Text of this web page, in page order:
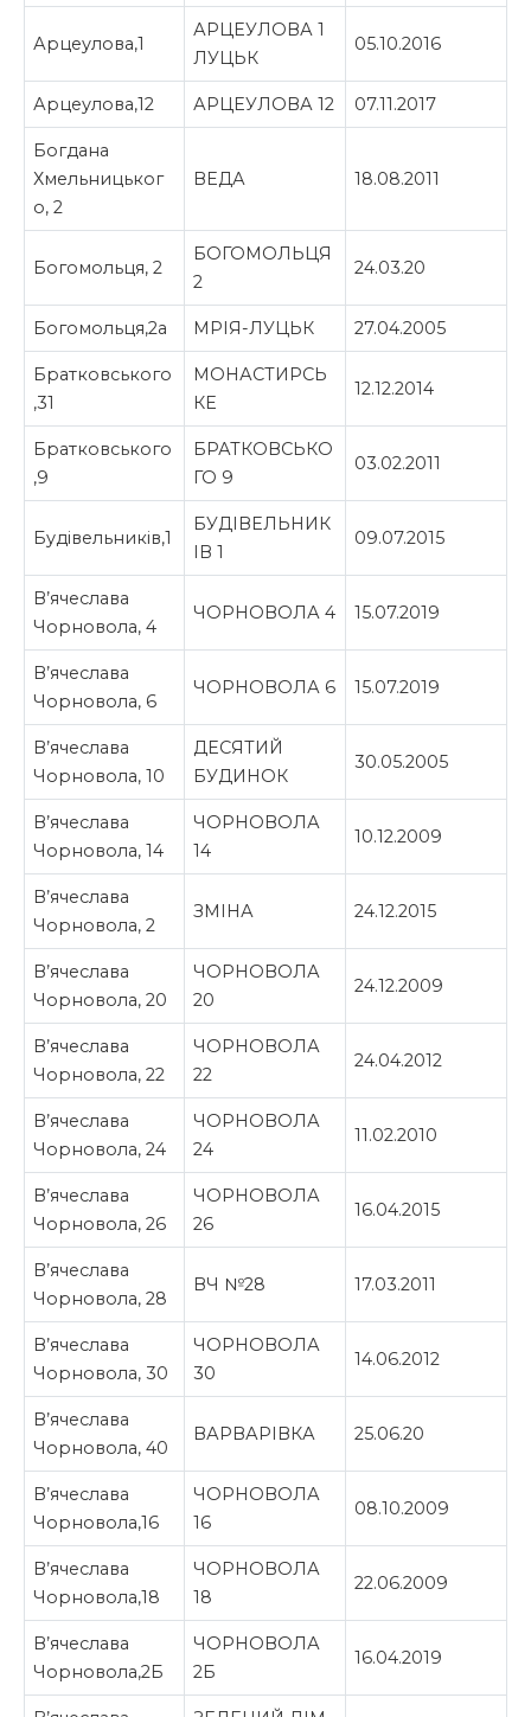
Арцеулова,1
АРЦЕУЛОВА 1
ЛУЦЬК
05.10.2016
Арцеулова,12 АРЦЕУЛОВА 12 07.11.2017
Богдана
Хмельницьког
о, 2
ВЕДА 18.08.2011
Богомольця, 2
БОГОМОЛЬЦЯ
2
24.03.20
Богомольця,2а МРІЯ-ЛУЦЬК 27.04.2005
Братковського
,31
МОНАСТИРСЬ
КЕ
12.12.2014
Братковського
,9
БРАТКОВСЬКО
ГО 9
03.02.2011
Будівельників,1
БУДІВЕЛЬНИК
ІВ 1
09.07.2015
В’ячеслава
Чорновола, 4
ЧОРНОВОЛА 4 15.07.2019
В’ячеслава
Чорновола, 6
ЧОРНОВОЛА 6 15.07.2019
В’ячеслава
Чорновола, 10
ДЕСЯТИЙ
БУДИНОК
30.05.2005
В’ячеслава
Чорновола, 14
ЧОРНОВОЛА
14
10.12.2009
В’ячеслава
Чорновола, 2
ЗМІНА 24.12.2015
В’ячеслава
Чорновола, 20
ЧОРНОВОЛА
20
24.12.2009
В’ячеслава
Чорновола, 22
ЧОРНОВОЛА
22
24.04.2012
В’ячеслава
Чорновола, 24
ЧОРНОВОЛА
24
11.02.2010
В’ячеслава
Чорновола, 26
ЧОРНОВОЛА
26
16.04.2015
В’ячеслава
Чорновола, 28
ВЧ №28 17.03.2011
В’ячеслава
Чорновола, 30
ЧОРНОВОЛА
30
14.06.2012
В’ячеслава
Чорновола, 40
ВАРВАРІВКА 25.06.20
В’ячеслава
Чорновола,16
ЧОРНОВОЛА
16
08.10.2009
В’ячеслава
Чорновола,18
ЧОРНОВОЛА
18
22.06.2009
В’ячеслава
Чорновола,2Б
ЧОРНОВОЛА
2Б
16.04.2019